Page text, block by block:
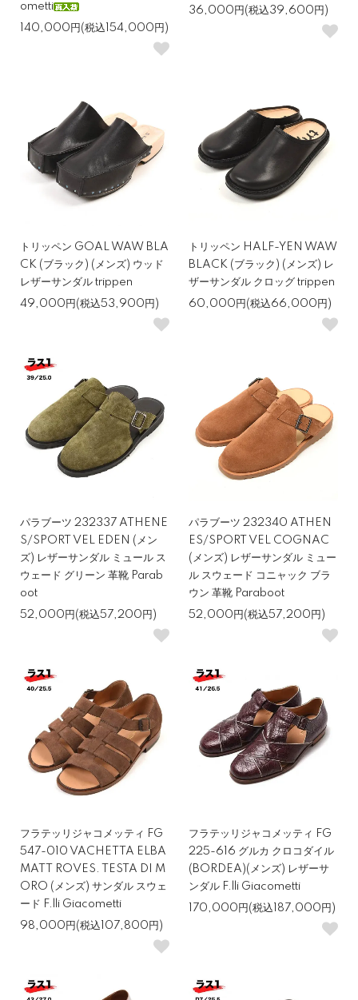
ometti
140,000円(税込154,000円)
36,000円(税込39,600円)
トリッペン GOAL WAW BLA
CK (ブラック) (メンズ) ウッド
レザーサンダル trippen
49,000円(税込53,900円)
トリッペン HALF-YEN WAW
BLACK (ブラック) (メンズ) レ
ザーサンダル クロッグ trippen
60,000円(税込66,000円)
パラブーツ 232337 ATHENE
S/SPORT VEL EDEN (メン
ズ) レザーサンダル ミュール ス
ウェード グリーン 革靴 Parab
oot
52,000円(税込57,200円)
パラブーツ 232340 ATHEN
ES/SPORT VEL COGNAC
(メンズ) レザーサンダル ミュー
ル スウェード コニャック ブラ
ウン 革靴 Paraboot
52,000円(税込57,200円)
フラテッリジャコメッティ FG
547-010 VACHETTA ELBA
MATT ROVES. TESTA DI M
ORO (メンズ) サンダル スウェ
ード F.lli Giacometti
98,000円(税込107,800円)
フラテッリジャコメッティ FG
225-616 グルカ クロコダイル
(BORDEA)(メンズ) レザーサ
ンダル F.lli Giacometti
170,000円(税込187,000円)